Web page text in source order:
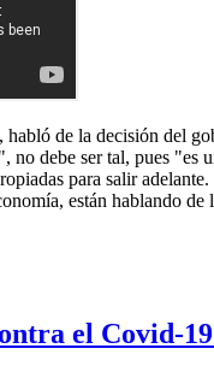
de la decisión del
no debe ser tal, pues "es
para salir
están hablando
el Covid-